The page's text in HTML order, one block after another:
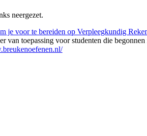
neergezet.
je voor te bereiden op Verpleegkundig
van toepassing voor studenten die